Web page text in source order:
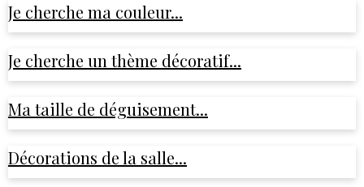
Je cherche ma couleur...
Je cherche un thème décoratif...
Ma taille de déguisement...
Décorations de la salle...